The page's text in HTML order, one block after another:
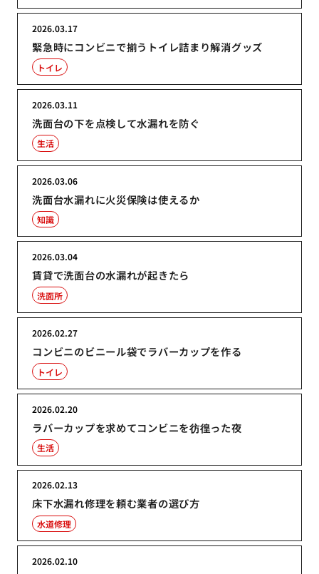
緊急時にコンビニで揃うトイレ詰まり解消グッズ
2026.03.17
トイレ
洗面台の下を点検して水漏れを防ぐ
2026.03.11
生活
洗面台水漏れに火災保険は使えるか
2026.03.06
知識
賃貸で洗面台の水漏れが起きたら
2026.03.04
洗面所
コンビニのビニール袋でラバーカップを作る
2026.02.27
トイレ
ラバーカップを求めてコンビニを彷徨った夜
2026.02.20
生活
床下水漏れ修理を頼む業者の選び方
2026.02.13
水道修理
2026.02.10